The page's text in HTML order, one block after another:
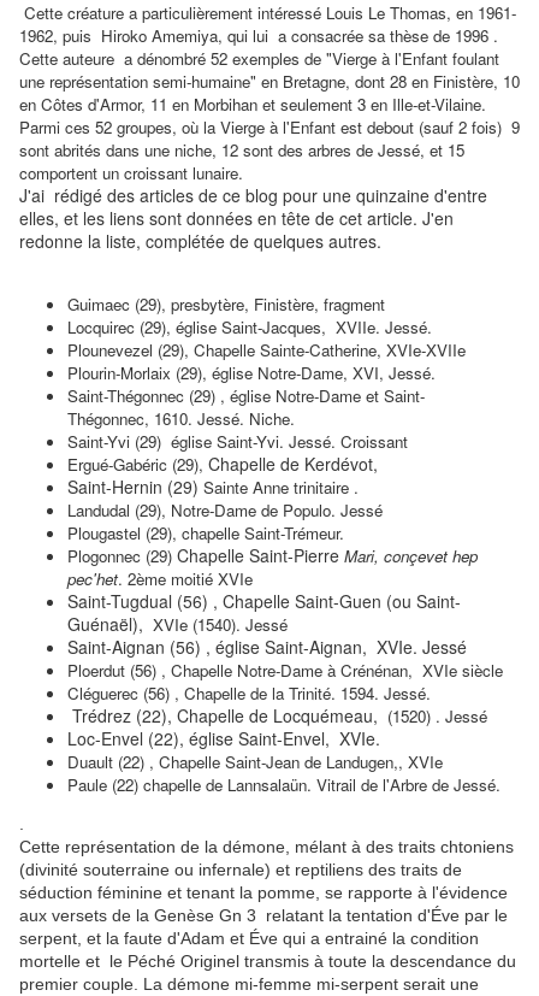
Cette créature a particulièrement intéressé Louis Le Thomas, en 1961-
1962, puis Hiroko Amemiya, qui lui a consacrée sa thèse de 1996 .
Cette auteure a dénombré 52 exemples de "Vierge à l'Enfant foulant
une représentation semi-humaine" en Bretagne, dont 28 en Finistère, 10
en Côtes d'Armor, 11 en Morbihan et seulement 3 en Ille-et-Vilaine.
Parmi ces 52 groupes, où la Vierge à l'Enfant est debout (sauf 2 fois) 9
sont abrités dans une niche, 12 sont des arbres de Jessé, et 15
comportent un croissant lunaire.
J'ai rédigé des articles de ce blog pour une quinzaine d'entre
elles, et les liens sont données en tête de cet article. J'en
redonne la liste, complétée de quelques autres.
Guimaec (29), presbytère, Finistère, fragment
Locquirec (29), église Saint-Jacques, XVIIe. Jessé.
Plounevezel (29), Chapelle Sainte-Catherine, XVIe-XVIIe
Plourin-Morlaix (29), église Notre-Dame, XVI, Jessé.
Saint-Thégonnec (29) , église Notre-Dame et Saint-
Thégonnec, 1610. Jessé. Niche.
Saint-Yvi (29) église Saint-Yvi. Jessé. Croissant
Ergué-Gabéric (29), Chapelle de Kerdévot,
Saint-Hernin (29) Sainte Anne trinitaire .
Landudal (29), Notre-Dame de Populo. Jessé
Plougastel (29), chapelle Saint-Trémeur.
Plogonnec (29) Chapelle Saint-Pierre Mari, conçevet hep
pec'het. 2ème moitié XVIe
Saint-Tugdual (56) , Chapelle Saint-Guen (ou Saint-
Guénaël), XVIe (1540). Jessé
Saint-Aignan (56) , église Saint-Aignan, XVIe. Jessé
Ploerdut (56) , Chapelle Notre-Dame à Crénénan, XVIe siècle
Cléguerec (56) , Chapelle de la Trinité. 1594. Jessé.
Trédrez (22), Chapelle de Locquémeau, (1520) . Jessé
Loc-Envel (22), église Saint-Envel, XVIe.
Duault (22) , Chapelle Saint-Jean de Landugen,, XVIe
Paule (22) chapelle de Lannsalaün. Vitrail de l'Arbre de Jessé.
Cette représentation de la démone, mélant à des traits chtoniens
(divinité souterraine ou infernale) et reptiliens des traits de
séduction féminine et tenant la pomme, se rapporte à l'évidence
aux versets de la Genèse Gn 3 relatant la tentation d'Éve par le
serpent, et la faute d'Adam et Éve qui a entrainé la condition
mortelle et le Péché Originel transmis à toute la descendance du
premier couple. La démone mi-femme mi-serpent serait une